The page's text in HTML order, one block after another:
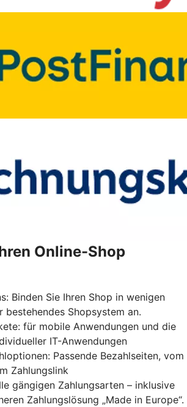
Online-Shop
Binden Sie Ihren Shop in wenigen
bestehendes Shopsystem an.
für mobile Anwendungen und die
IT-Anwendungen
Passende Bezahlseiten, vom
Zahlungslink
gängigen Zahlungsarten – inklusive
Zahlungslösung „Made in Europe“.